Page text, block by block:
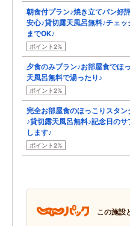
朝食付プラン♪焼き立てパン好
安心♪貸切露天風呂無料♪チェ
までOK♪
ポイント2%
夕食のみプラン♪お部屋食でほ
天風呂無料で湯ったり♪
ポイント2%
完全お部屋食のほっこりスタン
♪貸切露天風呂無料♪記念日の
します♪
ポイント2%
この施設